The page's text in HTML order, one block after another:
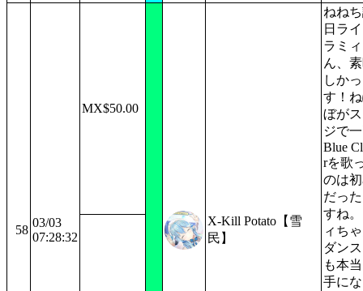
58
03/03
07:28:32
MX$50.00
X-Kill Potato【雪
民】
ねね
日ラ
ラミ
ん、
しか
す！
ぼが
ジで
Blue
rを歌
のは
だっ
すね
ィち
ダン
も本
手に